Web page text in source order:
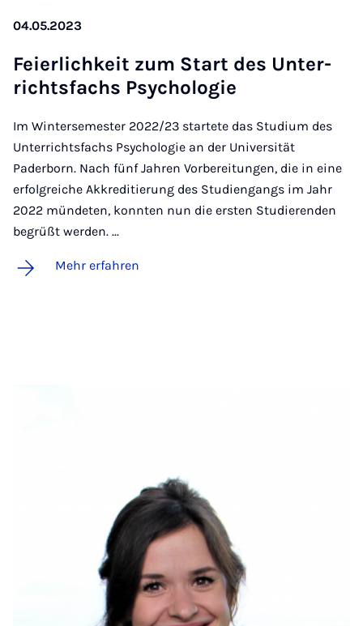
04.05.2023
Fei­er­lich­keit zum Start des Un­ter­
richts­fachs Psy­cho­lo­gie
Im Wintersemester 2022/23 startete das Studium des
Unterrichtsfachs Psychologie an der Universität
Paderborn. Nach fünf Jahren Vorbereitungen, die in eine
erfolgreiche Akkreditierung des Studiengangs im Jahr
2022 mündeten, konnten nun die ersten Studierenden
begrüßt werden. ...
Mehr erfahren